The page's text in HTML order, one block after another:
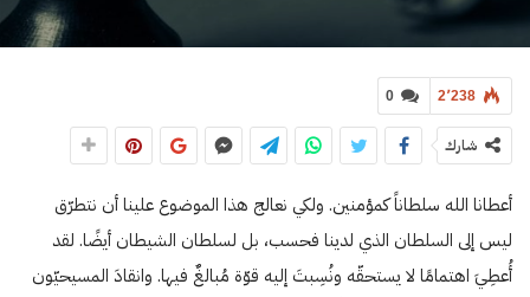
0 2٬238
شارك
أعطانا الله سلطاناً كمؤمنين. ولكي نعالج هذا الموضوع علينا أن نتطرّق
ليس إلى السلطان الذي لدينا فحسب، بل لسلطان الشيطان أيضًا. لقد
أُعطِيَ اهتمامًا لا يستحقّه ونُسِبتَ إليه قوّة مُبالغٌ فيها. وانقادَ المسيحيّون